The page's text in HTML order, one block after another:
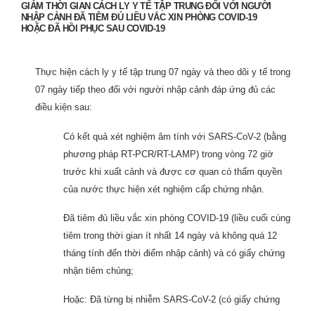
GIẢM THỜI GIAN CÁCH LY Y TẾ TẬP TRUNG ĐỐI VỚI NGƯỜI
NHẬP CẢNH ĐÃ TIÊM ĐỦ LIỀU VẮC XIN PHÒNG COVID-19
HOẶC ĐÃ HỒI PHỤC SAU COVID-19
Thực hiện cách ly y tế tập trung 07 ngày và theo dõi y tế trong
07 ngày tiếp theo đối với người nhập cảnh đáp ứng đủ các
điều kiện sau:
Có kết quả xét nghiệm âm tính với SARS-CoV-2 (bằng
phương pháp RT-PCR/RT-LAMP) trong vòng 72 giờ
trước khi xuất cảnh và được cơ quan có thẩm quyền
của nước thực hiện xét nghiệm cấp chứng nhận.
Đã tiêm đủ liều vắc xin phòng COVID-19 (liều cuối cùng
tiêm trong thời gian ít nhất 14 ngày và không quá 12
tháng tính đến thời điểm nhập cảnh) và có giấy chứng
nhận tiêm chủng;
Hoặc: Đã từng bị nhiễm SARS-CoV-2 (có giấy chứng